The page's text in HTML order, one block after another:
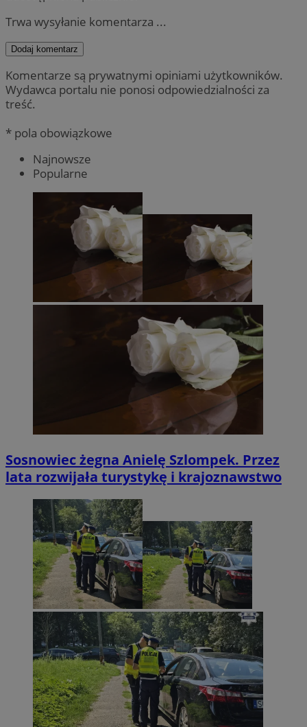
Trwa wysyłanie komentarza ...
Dodaj komentarz
Komentarze są prywatnymi opiniami użytkowników.
Wydawca portalu nie ponosi odpowiedzialności za
treść.
* pola obowiązkowe
Najnowsze
Popularne
Sosnowiec żegna Anielę Szlompek. Przez
lata rozwijała turystykę i krajoznawstwo